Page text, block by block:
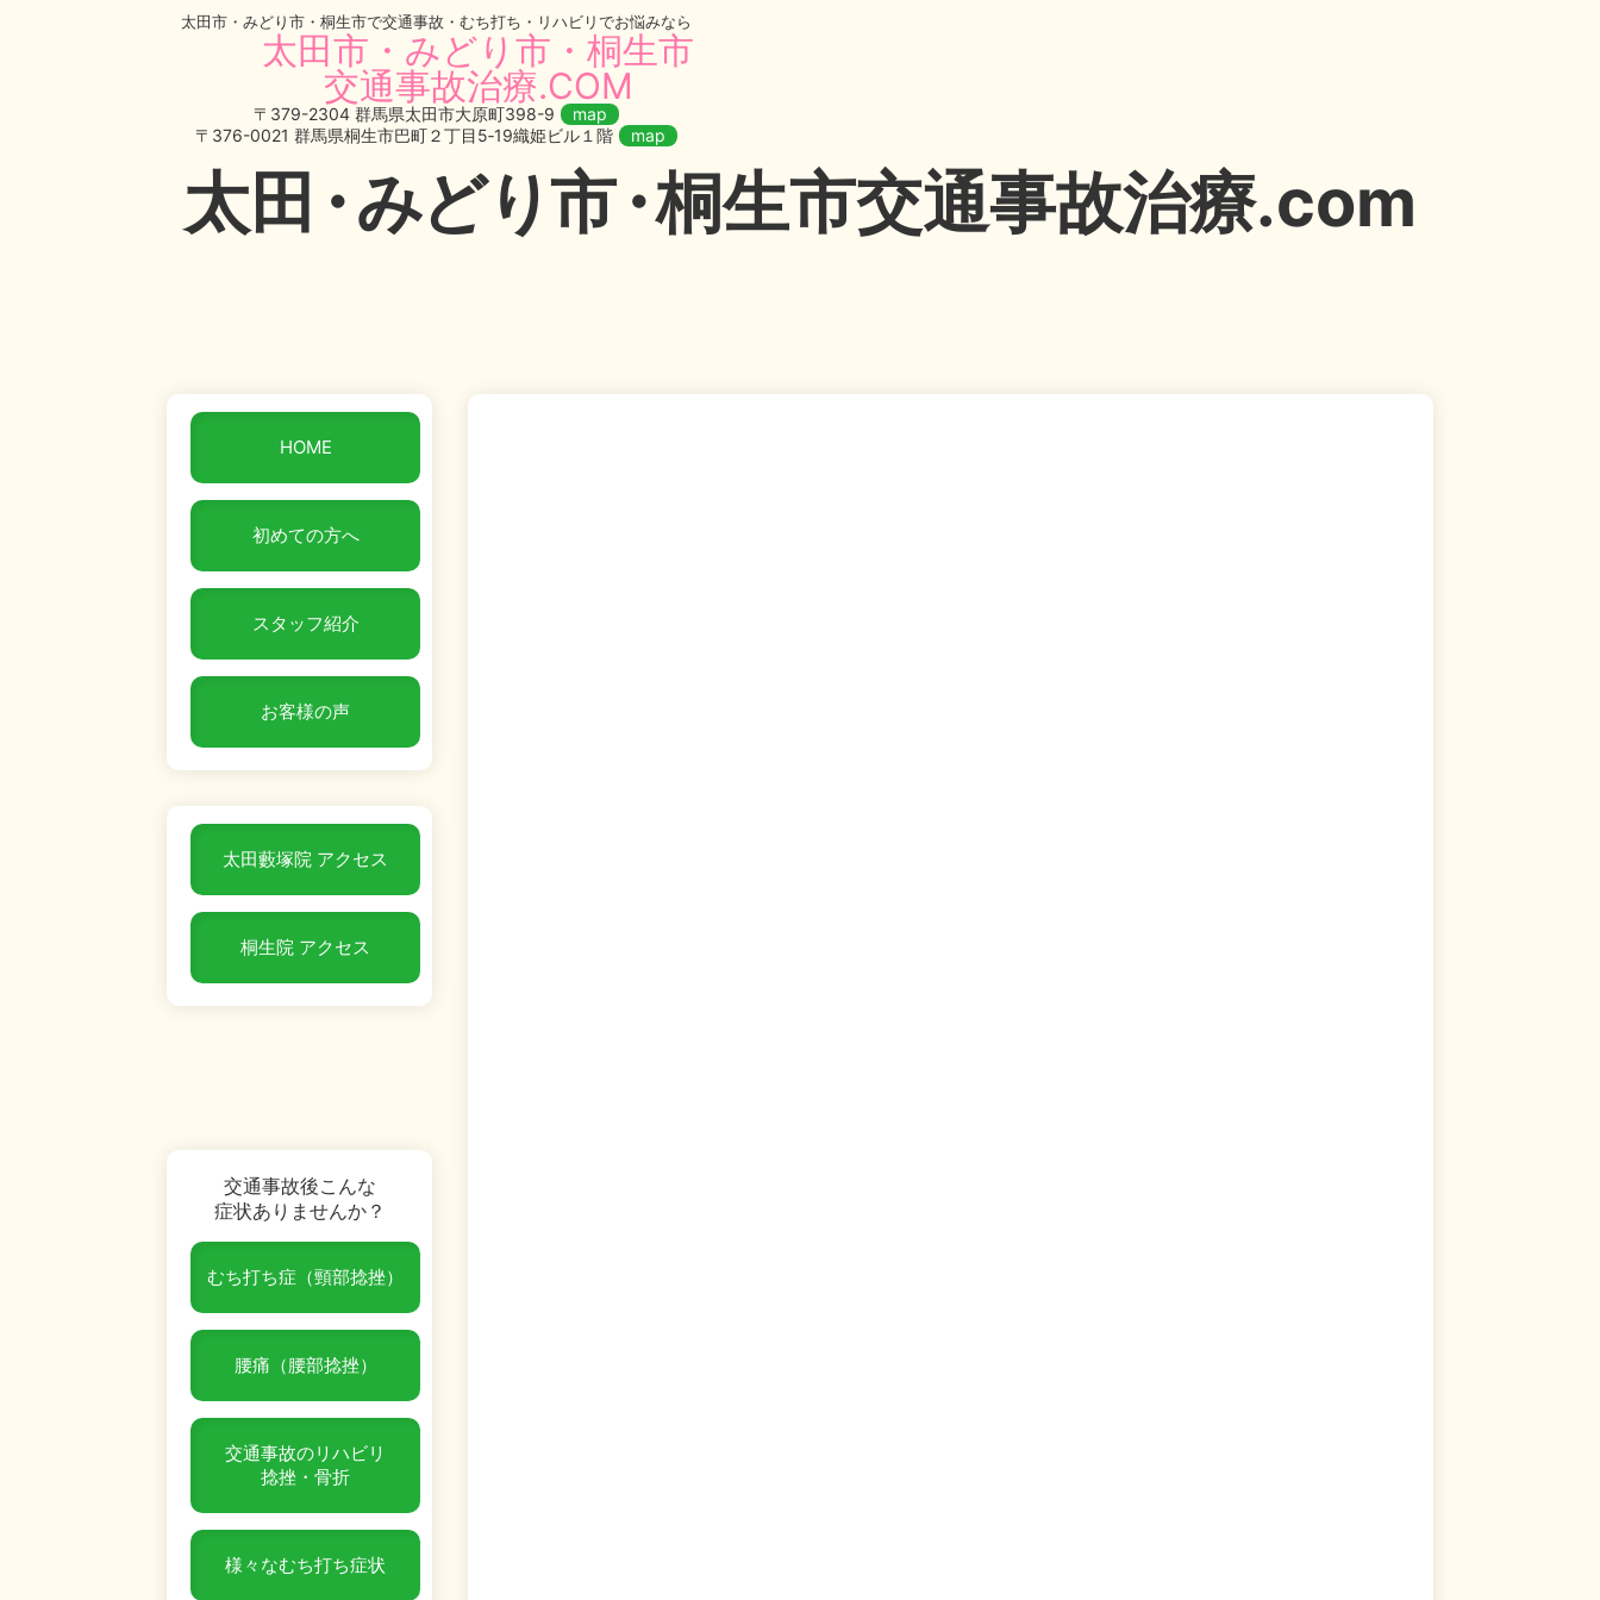
太田市・みどり市・桐生市で交通事故・むち打ち・リハビリでお悩みなら
太田市・みどり市・桐生市
交通事故治療.COM
〒379-2304 群馬県太田市大原町398-9
map
〒376-0021 群馬県桐生市巴町２丁目5‐19織姫ビル１階
map
太田・みどり市・桐生市交通事故治療.com
HOME
初めての方へ
スタッフ紹介
お客様の声
太田藪塚院 アクセス
桐生院 アクセス
交通事故後こんな
症状ありませんか？
むち打ち症（頸部捻挫）
腰痛（腰部捻挫）
交通事故のリハビリ
捻挫・骨折
様々なむち打ち症状